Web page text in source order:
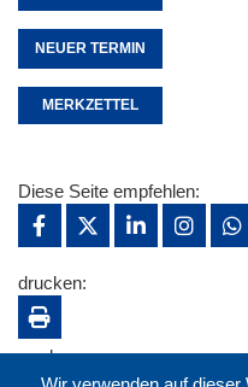
NEUER TERMIN
MERKZETTEL
Diese Seite empfehlen:
drucken:
merken: